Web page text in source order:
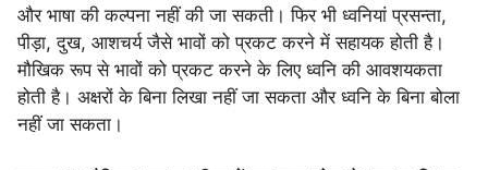
और भाषा की कल्पना नहीं की जा सकती। फिर भी ध्वनियां प्रसन्ता,
पीड़ा, दुख, आशचर्य जैसे भावों को प्रकट करने में सहायक होती है।
मौखिक रूप से भावों को प्रकट करने के लिए ध्वनि की आवशयकता
होती है। अक्षरों के बिना लिखा नहीं जा सकता और ध्वनि के बिना बोला
नहीं जा सकता।